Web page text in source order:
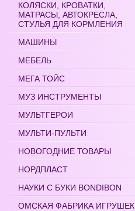
КОЛЯСКИ, КРОВАТКИ,
МАТРАСЫ, АВТОКРЕСЛА,
СТУЛЬЯ ДЛЯ КОРМЛЕНИЯ
МАШИНЫ
МЕБЕЛЬ
МЕГА ТОЙС
МУЗ ИНСТРУМЕНТЫ
МУЛЬТГЕРОИ
МУЛЬТИ-ПУЛЬТИ
НОВОГОДНИЕ ТОВАРЫ
НОРДПЛАСТ
НАУКИ С БУКИ BONDIBON
ОМСКАЯ ФАБРИКА ИГРУШЕК